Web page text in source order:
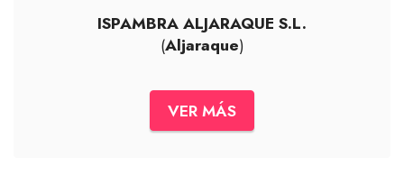
ISPAMBRA ALJARAQUE S.L.
(Aljaraque)
VER MÁS